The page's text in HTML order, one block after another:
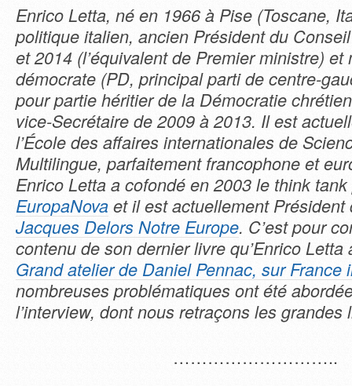
Enrico Letta, né en 1966 à Pise (Toscane,
politique italien, ancien Président du
et 2014 (l’équivalent de Premier ministre) et
démocrate (PD, principal parti de centre-
pour partie héritier de la Démocratie
vice-Secrétaire de 2009 à 2013. Il est
l’École des affaires internationales de
Multilingue, parfaitement francophone et
Enrico Letta a cofondé en 2003 le think
EuropaNova et il est actuellement
Jacques Delors Notre Europe. C’est pour
contenu de son dernier livre qu’Enrico Letta
Grand atelier de Daniel Pennac, sur France
nombreuses problématiques ont été
l’interview, dont nous retraçons les grandes
………………………..